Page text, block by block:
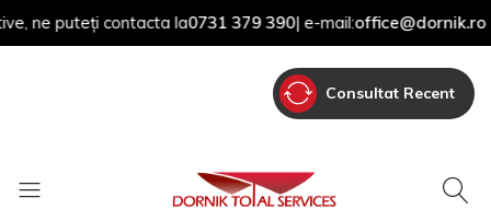
ne puteți contacta la0731 379 390| e-mail:office@dornik.ro
Consultat Recent